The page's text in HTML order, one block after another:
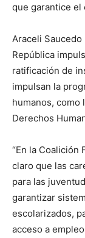
que garantice el
Araceli
República
ratificación de
impulsan la
humanos, como
Derechos
“En la Coalición
claro que las
para las
garantizar
escolarizados,
acceso a